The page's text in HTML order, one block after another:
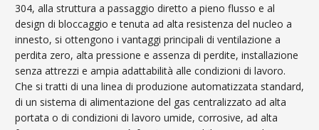
304, alla struttura a passaggio diretto a pieno flusso e al
design di bloccaggio e tenuta ad alta resistenza del nucleo a
innesto, si ottengono i vantaggi principali di ventilazione a
perdita zero, alta pressione e assenza di perdite, installazione
senza attrezzi e ampia adattabilità alle condizioni di lavoro.
Che si tratti di una linea di produzione automatizzata standard,
di un sistema di alimentazione del gas centralizzato ad alta
portata o di condizioni di lavoro umide, corrosive, ad alta